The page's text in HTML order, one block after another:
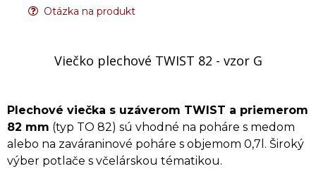
Otázka na produkt
Viečko plechové TWIST 82 - vzor G
Plechové viečka s uzáverom TWIST a priemerom
82 mm (typ TO 82) sú vhodné na poháre s medom
alebo na zaváraninové poháre s objemom 0,7l. Široký
výber potlače s včelárskou tématikou.